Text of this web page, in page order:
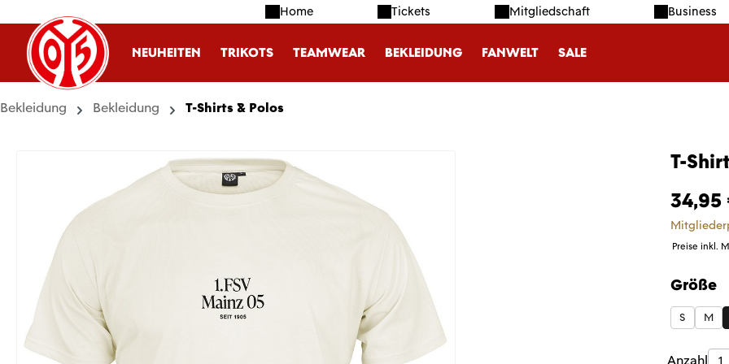
Hauptinhalt springen
Zur Suche springen
Zur Hauptnavigation springen Home Tickets Mitgliedschaft Business
NEUHEITEN TRIKOTS TEAMWEAR BEKLEIDUNG FANWELT SALE
Bekleidung Bekleidung T-Shirts & Polos
T-
34,95
Preise inkl.
Größe
S M
Anzahl